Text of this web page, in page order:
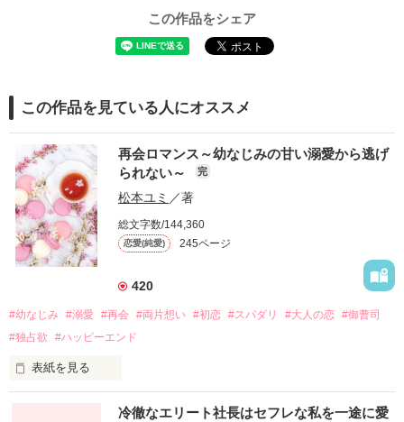
この作品をシェア
この作品を見ている人にオススメ
再会ロマンス～幼なじみの甘い溺愛から逃げ
られない～
完
松本ユミ ／著
総文字数/144,360
恋愛(純愛) 245ページ
420
#幼なじみ #溺愛 #再会 #両片想い #初恋 #スパダリ #大人の恋 #御曹司
#独占欲
#ハッピーエンド
表紙を見る
冷徹なエリート社長はセフレな私を一途に愛